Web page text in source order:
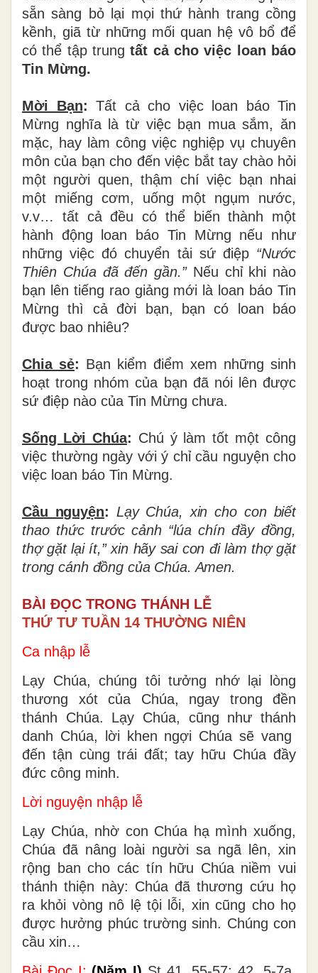
sẵn sàng bỏ lại mọi thứ hành trang cồng
kềnh, giã từ những mối quan hệ vô bổ để
có thể tập trungtất cả cho việc loan báo
Tin Mừng.
Mời Bạn: Tất cả cho việc loan báo Tin
Mừng nghĩa là từ việc bạn mua sắm, ăn
mặc, hay làm công việc nghiệp vụ chuyên
môn của bạn cho đến việc bắt tay chào hỏi
một người quen, thậm chí việc bạn nhai
một miếng cơm, uống một ngụm nước,
v.v… tất cả đều có thể biến thành một
hành động loan báo Tin Mừng nếu như
những việc đó chuyển tải sứ điệp “Nước
Thiên Chúa đã đến gần.”Nếu chỉ khi nào
bạn lên tiếng rao giảng mới là loan báo Tin
Mừng thì cả đời bạn, bạn có loan báo
được bao nhiêu?
Chia sẻ: Bạn kiểm điểm xem những sinh
hoạt trong nhóm của bạn đã nói lên được
sứ điệp nào của Tin Mừng chưa.
Sống Lời Chúa: Chú ý làm tốt một công
việc thường ngày với ý chỉ cầu nguyện cho
việc loan báo Tin Mừng.
Cầu nguyện: Lạy Chúa, xin cho con biết
thao thức trước cảnh “lúa chín đầy đồng,
thợ gặt lại ít,” xin hãy sai con đi làm thợ gặt
trong cánh đồng của Chúa. Amen.
BÀI ĐỌC TRONG THÁNH LỄ
THỨ TƯ TUẦN 14 THƯỜNG NIÊN
Ca nhập lễ
Lạy Chúa, chúng tôi tưởng nhớ lại lòng
thương xót của Chúa, ngay trong đền
thánh Chúa. Lạy Chúa, cũng như thánh
danh Chúa, lời khen ngợi Chúa sẽ vang
đến tận cùng trái đất; tay hữu Chúa đầy
đức công minh.
Lời nguyện nhập lễ
Lạy Chúa, nhờ con Chúa hạ mình xuống,
Chúa đã nâng loài người sa ngã lên, xin
rộng ban cho các tín hữu Chúa niềm vui
thánh thiện này: Chúa đã thương cứu họ
ra khỏi vòng nô lệ tội lỗi, xin cũng cho họ
được hưởng phúc trường sinh. Chúng con
cầu xin…